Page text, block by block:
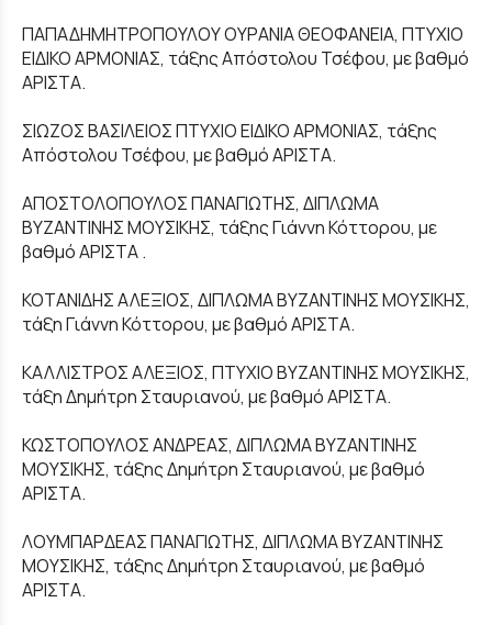
ΠΑΠΑΔΗΜΗΤΡΟΠΟΥΛΟΥ ΟΥΡΑΝΙΑ ΘΕΟΦΑΝΕΙΑ, ΠΤΥΧΙΟ
ΕΙΔΙΚΟ ΑΡΜΟΝΙΑΣ, τάξης Απόστολου Τσέφου, με βαθμό
ΑΡΙΣΤΑ.
ΣΙΩΖΟΣ ΒΑΣΙΛΕΙΟΣ ΠΤΥΧΙΟ ΕΙΔΙΚΟ ΑΡΜΟΝΙΑΣ, τάξης
Απόστολου Τσέφου, με βαθμό ΑΡΙΣΤΑ.
ΑΠΟΣΤΟΛΟΠΟΥΛΟΣ ΠΑΝΑΓΙΩΤΗΣ, ΔΙΠΛΩΜΑ
ΒΥΖΑΝΤΙΝΗΣ ΜΟΥΣΙΚΗΣ, τάξης Γιάννη Κόττορου, με
βαθμό ΑΡΙΣΤΑ .
ΚΟΤΑΝΙΔΗΣ ΑΛΕΞΙΟΣ, ΔΙΠΛΩΜΑ ΒΥΖΑΝΤΙΝΗΣ ΜΟΥΣΙΚΗΣ,
τάξη Γιάννη Κόττορου, με βαθμό ΑΡΙΣΤΑ.
ΚΑΛΛΙΣΤΡΟΣ ΑΛΕΞΙΟΣ, ΠΤΥΧΙΟ ΒΥΖΑΝΤΙΝΗΣ ΜΟΥΣΙΚΗΣ,
τάξη Δημήτρη Σταυριανού, με βαθμό ΑΡΙΣΤΑ.
ΚΩΣΤΟΠΟΥΛΟΣ ΑΝΔΡΕΑΣ, ΔΙΠΛΩΜΑ ΒΥΖΑΝΤΙΝΗΣ
ΜΟΥΣΙΚΗΣ, τάξης Δημήτρη Σταυριανού, με βαθμό
ΑΡΙΣΤΑ.
ΛΟΥΜΠΑΡΔΕΑΣ ΠΑΝΑΓΙΩΤΗΣ, ΔΙΠΛΩΜΑ ΒΥΖΑΝΤΙΝΗΣ
ΜΟΥΣΙΚΗΣ, τάξης Δημήτρη Σταυριανού, με βαθμό
ΑΡΙΣΤΑ.